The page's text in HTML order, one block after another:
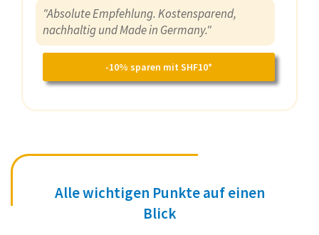
"Absolute Empfehlung. Kostensparend,
nachhaltig und Made in Germany."
-10% sparen mit SHF10*
Alle wichtigen Punkte auf einen
Blick